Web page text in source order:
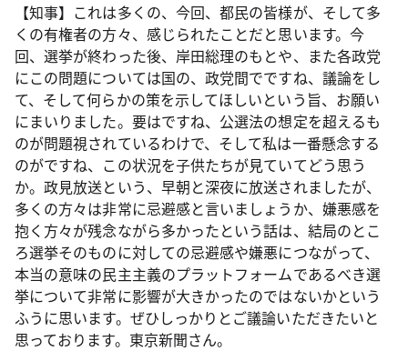
【知事】これは多くの、今回、都民の皆様が、そして多
くの有権者の方々、感じられたことだと思います。今
回、選挙が終わった後、岸田総理のもとや、また各政党
にこの問題については国の、政党間でですね、議論をし
て、そして何らかの策を示してほしいという旨、お願い
にまいりました。要はですね、公選法の想定を超えるも
のが問題視されているわけで、そして私は一番懸念する
のがですね、この状況を子供たちが見ていてどう思う
か。政見放送という、早朝と深夜に放送されましたが、
多くの方々は非常に忌避感と言いましょうか、嫌悪感を
抱く方々が残念ながら多かったという話は、結局のとこ
ろ選挙そのものに対しての忌避感や嫌悪につながって、
本当の意味の民主主義のプラットフォームであるべき選
挙について非常に影響が大きかったのではないかという
ふうに思います。ぜひしっかりとご議論いただきたいと
思っております。東京新聞さん。